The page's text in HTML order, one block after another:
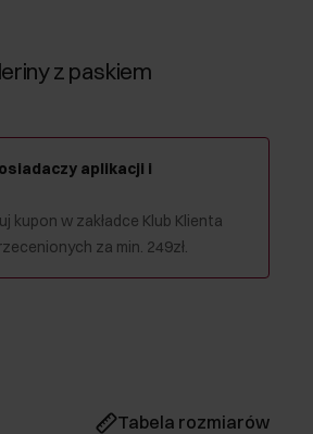
z paskiem
aplikacji i
kupon w zakładce Klub Klienta
za min. 249zł.
Tabela rozmiarów